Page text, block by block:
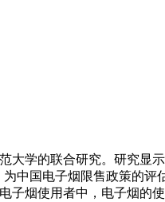
学的联合研究。研究显
中国电子烟限售政策的
烟使用者中，电子烟的